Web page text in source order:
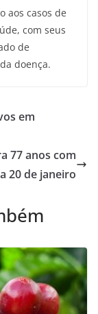
aos casos de
com seus
de
doença.
em
77 anos com
20 de janeiro